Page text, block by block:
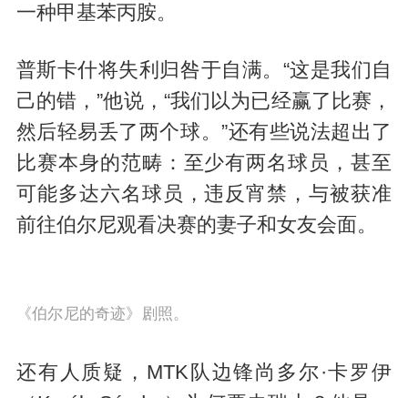
一种甲基苯丙胺。
普斯卡什将失利归咎于自满。“这是我们自
己的错，”他说，“我们以为已经赢了比赛，
然后轻易丢了两个球。”还有些说法超出了
比赛本身的范畴：至少有两名球员，甚至
可能多达六名球员，违反宵禁，与被获准
前往伯尔尼观看决赛的妻子和女友会面。
《伯尔尼的奇迹》剧照。
还有人质疑，MTK队边锋尚多尔·卡罗伊